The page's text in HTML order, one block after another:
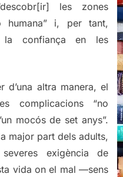
les zones
humana” i, per tant,
la confiança en les
d’una altra manera, el
complicacions “no
mocós de set anys”.
major part dels adults,
exigència de
vida on el mal —sens